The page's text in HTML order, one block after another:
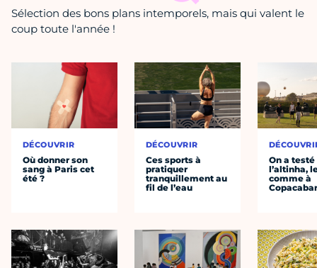
Sélection des bons plans intemporels, mais qui valent le
coup toute l'année !
DÉCOUVRIR
Où donner son
sang à Paris cet
été ?
DÉCOUVRIR
Ces sports à
pratiquer
tranquillement au
fil de l’eau
On a testé
l’altinha,
comme à